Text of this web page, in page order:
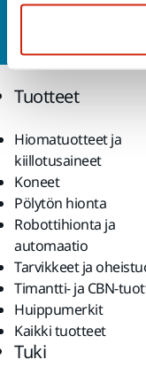
Haluatko
tiimimme
Tuotteet
Hiomatuotteet ja
kiillotusaineet
Koneet
Pölytön hionta
Robottihionta ja
automaatio
Tarvikkeet ja
Timantti- ja CBN-
Huippumerkit
Kaikki tuotteet
Tuki